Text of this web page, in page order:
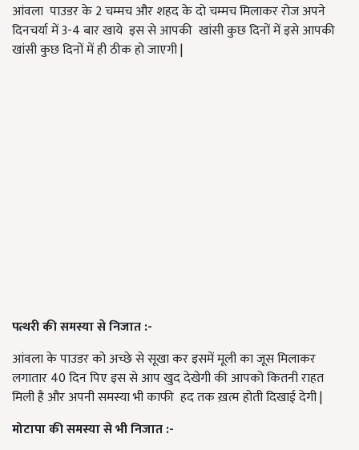
आंवला पाउडर के 2 चम्मच और शहद के दो चम्मच मिलाकर रोज अपने
दिनचर्या में 3-4 बार खाये इस से आपकी खांसी कुछ दिनों में इसे आपकी
खांसी कुछ दिनों में ही ठीक हो जाएगी |
पत्थरी की समस्या से निजात :-
आंवला के पाउडर को अच्छे से सूखा कर इसमें मूली का जूस मिलाकर
लगातार 40 दिन पिए इस से आप खुद देखेगी की आपको कितनी राहत
मिली है और अपनी समस्या भी काफी हद तक ख़त्म होती दिखाई देगी |
मोटापा की समस्या से भी निजात :-